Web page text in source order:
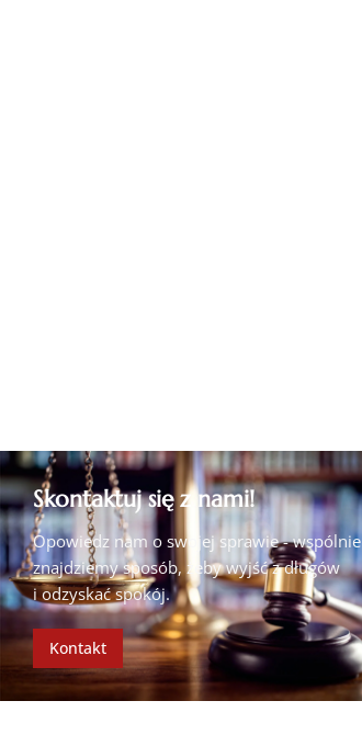
Skontaktuj się z nami!
Opowiedz nam o swojej sprawie - wspólnie
znajdziemy sposób, żeby wyjść z długów
i odzyskać spokój.
Kontakt